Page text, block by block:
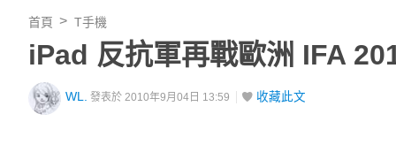
首頁 T手機
iPad 反抗軍再戰歐洲 IFA
WL. 發表於 2010年9月04日 13:59 收藏此文